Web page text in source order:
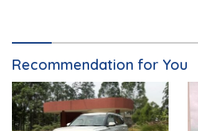
Recommendation for You